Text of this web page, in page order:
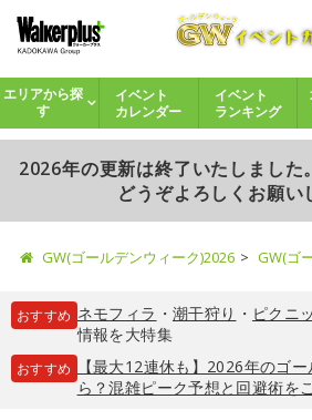
エリアから探
す
イベント
カレンダー
イベント
ランキング
2026年の更新は終了いたしました
どうぞよろしくお願い
GW(ゴールデンウィーク)2026 GW(ゴ
おすすめ ネモフィラ ・ 潮干狩り ・ ピクニ
情報を大特集
おすすめ
【最大12連休も】2026年のゴ
ら？混雑ピーク予想と回避術を